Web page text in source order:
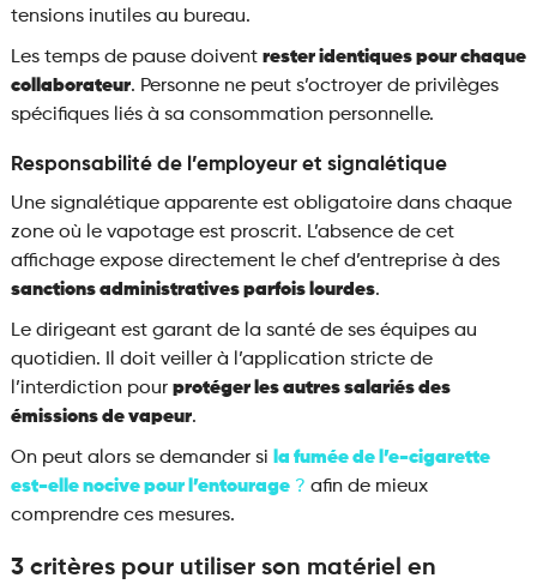
tensions inutiles au bureau.
Les temps de pause doivent rester identiques pour chaque
collaborateur. Personne ne peut s’octroyer de privilèges
spécifiques liés à sa consommation personnelle.
Responsabilité de l’employeur et signalétique
Une signalétique apparente est obligatoire dans chaque
zone où le vapotage est proscrit. L’absence de cet
affichage expose directement le chef d’entreprise à des
sanctions administratives parfois lourdes.
Le dirigeant est garant de la santé de ses équipes au
quotidien. Il doit veiller à l’application stricte de
l’interdiction pour protéger les autres salariés des
émissions de vapeur.
On peut alors se demander si la fumée de l’e-cigarette
est-elle nocive pour l’entourage? afin de mieux
comprendre ces mesures.
3 critères pour utiliser son matériel en